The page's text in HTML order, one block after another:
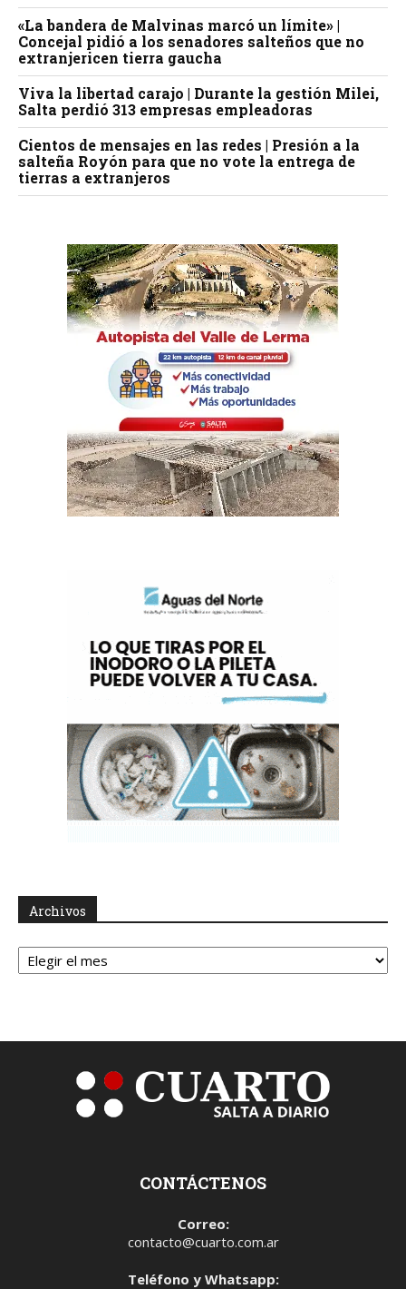
«La bandera de Malvinas marcó un límite» |
Concejal pidió a los senadores salteños que no
extranjericen tierra gaucha
Viva la libertad carajo | Durante la gestión Milei,
Salta perdió 313 empresas empleadoras
Cientos de mensajes en las redes | Presión a la
salteña Royón para que no vote la entrega de
tierras a extranjeros
Archivos
Archivos
CONTÁCTENOS
Correo:
contacto@cuarto.com.ar
Teléfono y Whatsapp: